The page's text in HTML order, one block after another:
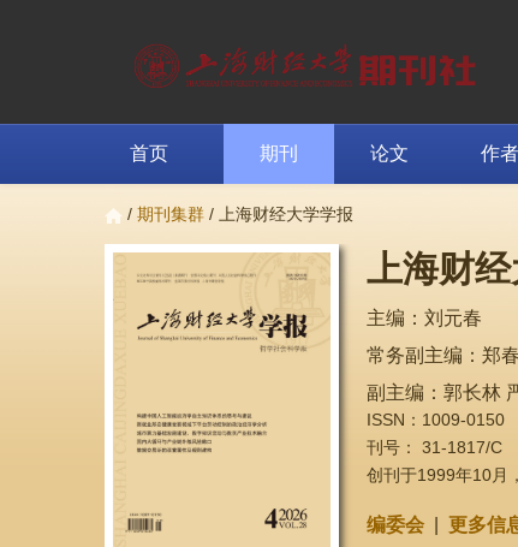
首页 期刊 论文 作者
/ 期刊集群 / 上海财经大学学报
上海财
主编：刘元春
常务副主编：郑
副主编：郭长林
ISSN：1009-0150
刊号： 31-1817/C
创刊于1999年10月
编委会 更多信